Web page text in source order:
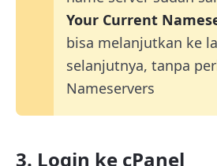
Your Current
bisa melanjutkan ke
selanjutnya, tanpa
Nameservers
3. Login ke cPanel